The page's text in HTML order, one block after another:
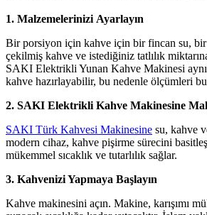
1. Malzemelerinizi Ayarlayın
Bir porsiyon için kahve için bir fincan su, bir
çekilmiş kahve ve istediğiniz tatlılık
SAKI Elektrikli Yunan Kahve Makinesi
kahve hazırlayabilir, bu nedenle ölçümleri
2. SAKI Elektrikli Kahve Makinesine
SAKI Türk Kahvesi Makinesine su, kahve
modern cihaz, kahve pişirme sürecini
mükemmel sıcaklık ve tutarlılık sağlar.
3. Kahvenizi Yapmaya Başlayın
Kahve makinesini açın. Makine, karışımı